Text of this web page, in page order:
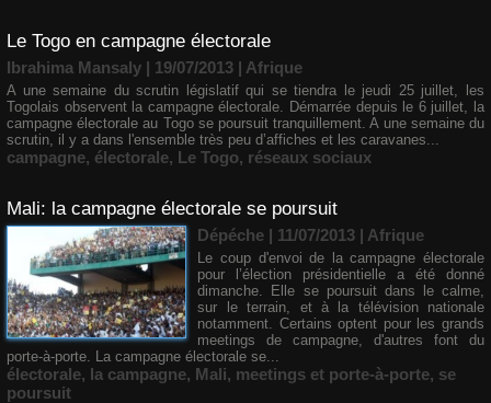
Le Togo en campagne électorale
Ibrahima Mansaly | 19/07/2013 | Afrique
A une semaine du scrutin législatif qui se tiendra le jeudi 25 juillet, les
Togolais observent la campagne électorale. Démarrée depuis le 6 juillet, la
campagne électorale au Togo se poursuit tranquillement. A une semaine du
scrutin, il y a dans l'ensemble très peu d’affiches et les caravanes...
campagne, électorale, Le Togo, réseaux sociaux
Mali: la campagne électorale se poursuit
Dépéche | 11/07/2013 | Afrique
Le coup d'envoi de la campagne électorale
pour l’élection présidentielle a été donné
dimanche. Elle se poursuit dans le calme,
sur le terrain, et à la télévision nationale
notamment. Certains optent pour les grands
meetings de campagne, d'autres font du
porte-à-porte. La campagne électorale se...
électorale, la campagne, Mali, meetings et porte-à-porte, se
poursuit